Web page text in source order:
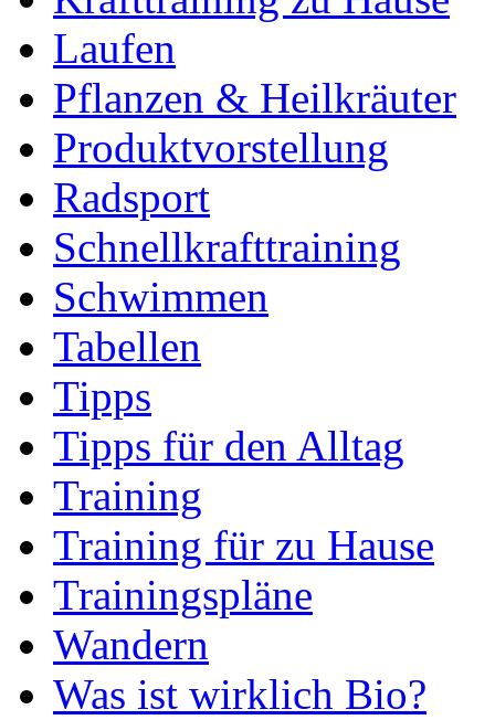
Laufen
Pflanzen & Heilkräuter
Produktvorstellung
Radsport
Schnellkrafttraining
Schwimmen
Tabellen
Tipps
Tipps für den Alltag
Training
Training für zu Hause
Trainingspläne
Wandern
Was ist wirklich Bio?